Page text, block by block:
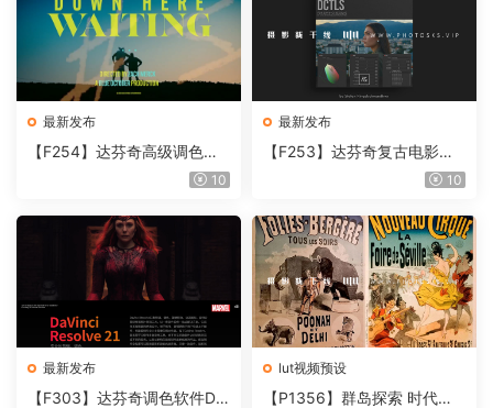
最新发布
【F254】达芬奇高级调色插
件 Contour V2.2.2 WinMac10
最新发布
【F253】达芬奇复古电影胶
片质感DCTL节点调色预设 M
T V4.0
10
最新发布
【F303】达芬奇调色软件Da
lut视频预设
【P1356】群岛探索 时代马